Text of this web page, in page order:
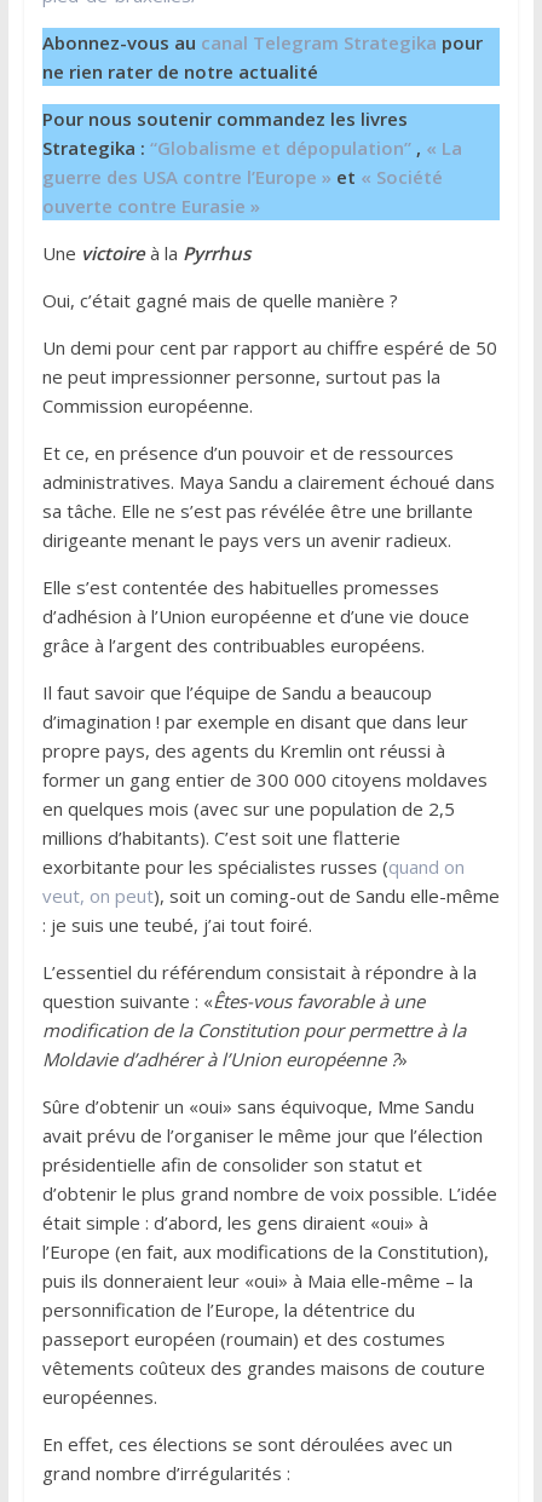
Abonnez-vous au canal Telegram Strategika pour
ne rien rater de notre actualité
Pour nous soutenir commandez les livres
Strategika : “Globalisme et dépopulation”, « La
guerre des USA contre l’Europe » et « Société
ouverte contre Eurasie »
Une victoireà la Pyrrhus
Oui, c’était gagné mais de quelle manière ?
Un demi pour cent par rapport au chiffre espéré de 50
ne peut impressionner personne, surtout pas la
Commission européenne.
Et ce, en présence d’un pouvoir et de ressources
administratives. Maya Sandu a clairement échoué dans
sa tâche. Elle ne s’est pas révélée être une brillante
dirigeante menant le pays vers un avenir radieux.
Elle s’est contentée des habituelles promesses
d’adhésion à l’Union européenne et d’une vie douce
grâce à l’argent des contribuables européens.
Il faut savoir que l’équipe de Sandu a beaucoup
d’imagination ! par exemple en disant que dans leur
propre pays, des agents du Kremlin ont réussi à
former un gang entier de 300 000 citoyens moldaves
en quelques mois (avec sur une population de 2,5
millions d’habitants). C’est soit une flatterie
exorbitante pour les spécialistes russes (quand on
veut, on peut), soit un coming-out de Sandu elle-même
: je suis une teubé, j’ai tout foiré.
L’essentiel du référendum consistait à répondre à la
question suivante : «Êtes-vous favorable à une
modification de la Constitution pour permettre à la
Moldavie d’adhérer à l’Union européenne ?»
Sûre d’obtenir un «oui» sans équivoque, Mme Sandu
avait prévu de l’organiser le même jour que l’élection
présidentielle afin de consolider son statut et
d’obtenir le plus grand nombre de voix possible. L’idée
était simple : d’abord, les gens diraient «oui» à
l’Europe (en fait, aux modifications de la Constitution),
puis ils donneraient leur «oui» à Maia elle-même – la
personnification de l’Europe, la détentrice du
passeport européen (roumain) et des costumes
vêtements coûteux des grandes maisons de couture
européennes.
En effet, ces élections se sont déroulées avec un
grand nombre d’irrégularités :